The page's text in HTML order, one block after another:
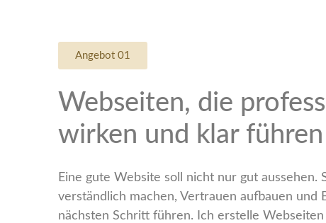
Angebot 01
Webseiten, die
wirken und klar führen
Eine gute Website soll nicht nur gut aussehen.
verständlich machen, Vertrauen aufbauen und
nächsten Schritt führen. Ich erstelle Webseiten